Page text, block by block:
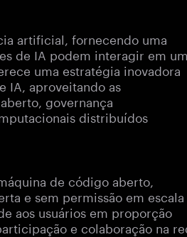
artificial, fornecendo uma
de IA podem interagir em um
uma estratégia inovadora
IA, aproveitando as
governança
distribuídos
de código aberto,
e sem permissão em escala
aos usuários em proporção
e colaboração na